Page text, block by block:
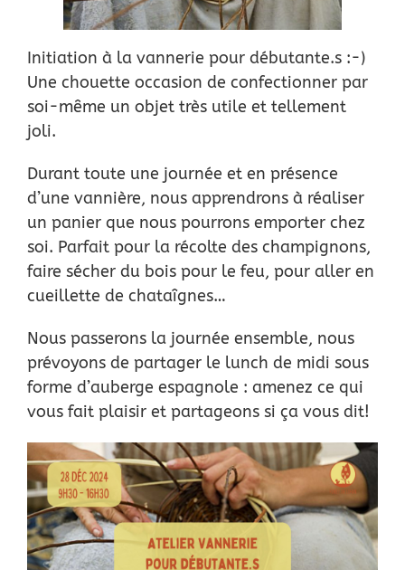
Initiation à la vannerie pour débutante.s :-)
Une chouette occasion de confectionner par
soi-même un objet très utile et tellement
joli.
Durant toute une journée et en présence
d’une vannière, nous apprendrons à réaliser
un panier que nous pourrons emporter chez
soi. Parfait pour la récolte des champignons,
faire sécher du bois pour le feu, pour aller en
cueillette de chataîgnes…
Nous passerons la journée ensemble, nous
prévoyons de partager le lunch de midi sous
forme d’auberge espagnole : amenez ce qui
vous fait plaisir et partageons si ça vous dit!